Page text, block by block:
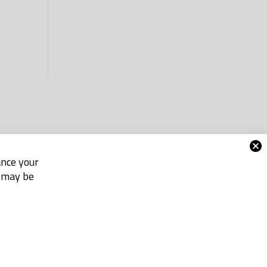
your
be